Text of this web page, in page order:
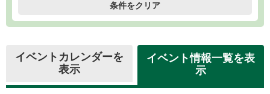
条件をクリア
イベントカレンダーを
表示
イベント情報一覧を表
示